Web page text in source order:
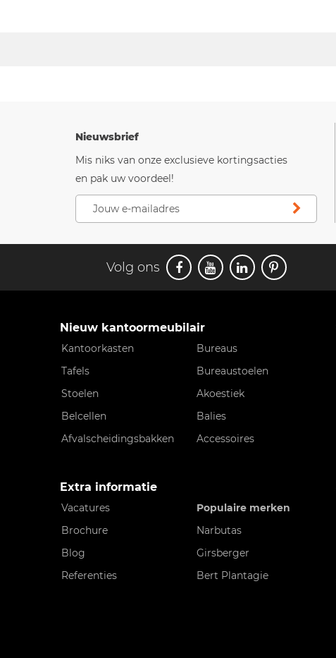
Nieuwsbrief
Mis niks van onze exclusieve kortingsacties
en pak uw voordeel!
Volg ons
Nieuw kantoormeubilair
Kantoorkasten
Bureaus
Tafels
Bureaustoelen
Stoelen
Akoestiek
Belcellen
Balies
Afvalscheidingsbakken
Accessoires
Extra informatie
Vacatures
Populaire merken
Brochure
Narbutas
Blog
Girsberger
Referenties
Bert Plantagie